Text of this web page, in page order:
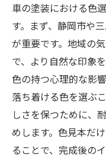
車の塗装における色
す。まず、静岡市や
が重要です。地域の
で、より自然な印象
色の持つ心理的な影
落ち着ける色を選ぶ
しさを保つために、
めします。色見本だ
ることで、完成後の